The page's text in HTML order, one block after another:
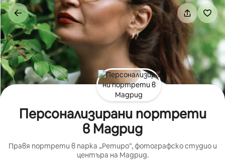
Пропускане
към
съдържанието
Персонализирани портрети
в Мадрид
Правя портрети в парка „Ретиро“, фотографско студио и
центъра на Мадрид.